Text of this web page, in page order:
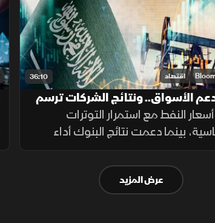
36:10 اقتصاد
الأسواق.. ونتائج الشركات ترسم
السعودية
النفط مع استمرار التوترات
بينما دعمت نتائج البنوك أداء
في مقابل تباين نتائج شركات
نتيجة ضغوط سلاسل الإمداد
عرض المزيد